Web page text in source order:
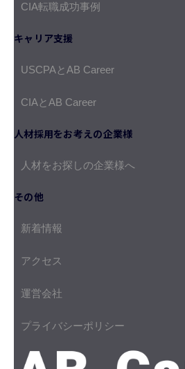
CIA転職成功事例
キャリア支援
USCPAとAB Career
CIAとAB Career
人材採用をお考えの企業様
人材をお探しの企業様へ
その他
新着情報
アクセス
運営会社
プライバシーポリシー